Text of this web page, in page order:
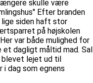
skulle være
Efter branden
siden haft stor
på højskolen
var både mulighed for
dagligt måltid mad. Sal
blevet lejet ud til
dag som egnens